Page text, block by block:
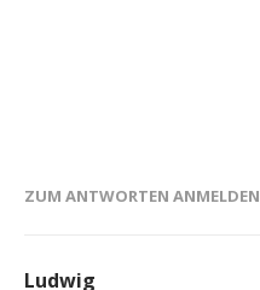
ZUM ANTWORTEN ANMELDEN
Ludwig